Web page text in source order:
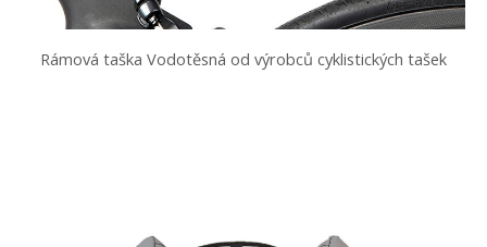
Rámová taška Vodotěsná od výrobců cyklistických tašek